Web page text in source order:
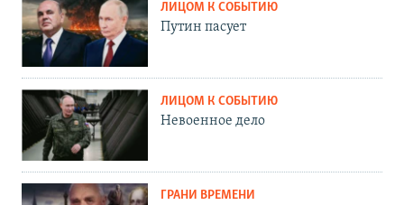
ЛИЦОМ К СОБЫТИЮ
Путин пасует
ЛИЦОМ К СОБЫТИЮ
Невоенное дело
ГРАНИ ВРЕМЕНИ